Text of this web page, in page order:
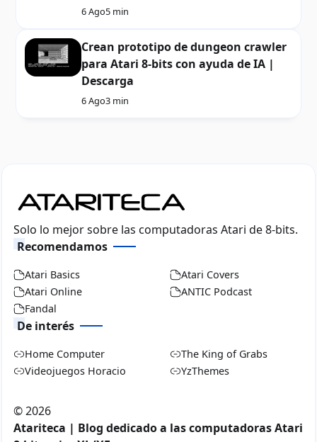
6 Ago5 min
Crean prototipo de dungeon crawler
para Atari 8-bits con ayuda de IA |
Descarga
6 Ago3 min
Solo lo mejor sobre las computadoras Atari de 8-bits.
Recomendamos
Atari Basics
Atari Covers
Atari Online
ANTIC Podcast
Fandal
De interés
Home Computer
The King of Grabs
Videojuegos Horacio
YzThemes
©2026
Atariteca | Blog dedicado a las computadoras Atari